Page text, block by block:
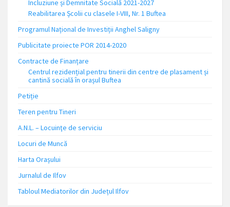
Incluziune și Demnitate Socială 2021-2027
Reabilitarea Școlii cu clasele I-VIII, Nr. 1 Buftea
Programul Național de Investiții Anghel Saligny
Publicitate proiecte POR 2014-2020
Contracte de Finanțare
Centrul rezidențial pentru tinerii din centre de plasament și
cantină socială în orașul Buftea
Petiție
Teren pentru Tineri
A.N.L. – Locuinţe de serviciu
Locuri de Muncă
Harta Orașului
Jurnalul de Ilfov
Tabloul Mediatorilor din Județul Ilfov